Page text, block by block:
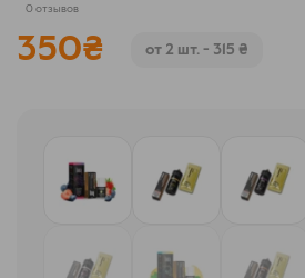
0 отзывов
350₴ от 2 шт. - 315 ₴